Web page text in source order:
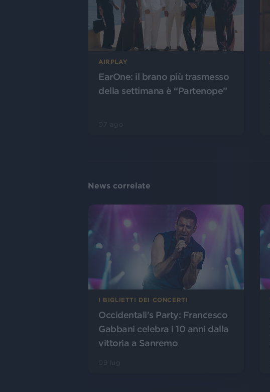
AIRPLAY
EarOne: il brano più trasmesso
della settimana è “Partenope”
News correlate
I BIGLIETTI DEI CONCERTI
Occidentali's Party: Francesco
Gabbani celebra i 10 anni dalla
vittoria a Sanremo